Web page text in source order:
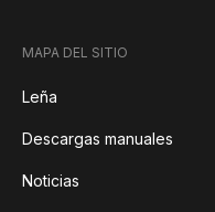
MAPA DEL SITIO
Leña
Descargas manuales
Noticias